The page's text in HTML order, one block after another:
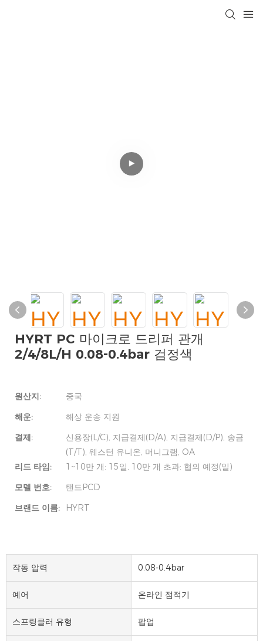
HYRT PC 마이크로 드리퍼 관개
2/4/8L/H 0.08-0.4bar 검정색
원산지:
중국
해운:
해상 운송 지원
결제:
신용장(L/C), 지급결제(D/A), 지급결제(D/P), 송금
(T/T), 웨스턴 유니온, 머니그램, OA
리드 타임:
1~10만 개: 15일, 10만 개 초과: 협의 예정(일)
모델 번호:
탠드PCD
브랜드 이름:
HYRT
작동 압력 0.08-0.4bar
예어 온라인 점적기
스프링클러 유형 팝업